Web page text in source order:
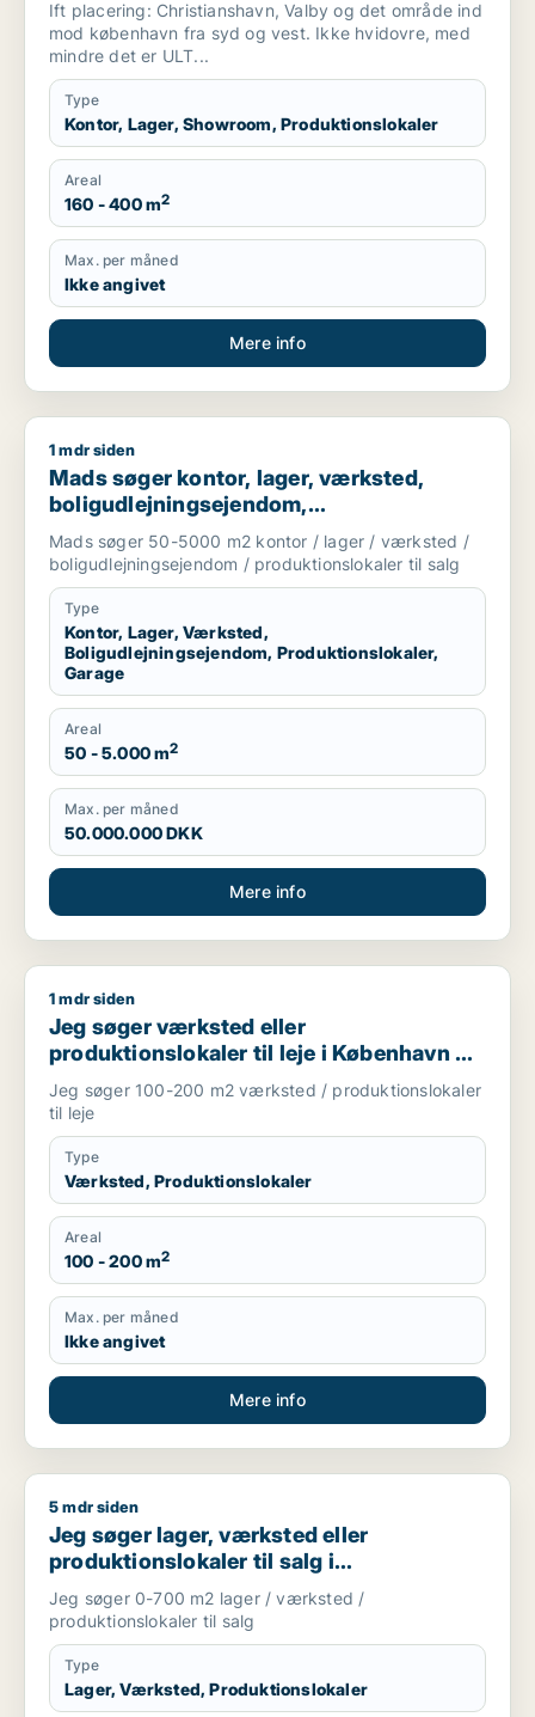
Ift placering: Christianshavn, Valby og det område ind
mod københavn fra syd og vest. Ikke hvidovre, med
mindre det er ULT...
Type
Kontor, Lager, Showroom, Produktionslokaler
Areal
160 - 400 m2
Max. per måned
Ikke angivet
Mere info
Mads søger kontor, lager, værksted,
1 mdr siden
Mads søger kontor, lager, værksted,
boligudlejningsejendom,
produktionslokaler eller garage til salg i
København
Mads søger 50-5000 m2 kontor / lager / værksted /
boligudlejningsejendom / produktionslokaler til salg
Type
Kontor, Lager, Værksted,
Boligudlejningsejendom, Produktionslokaler,
Garage
Areal
50 - 5.000 m2
Max. per måned
50.000.000 DKK
Mere info
Jeg søger værksted eller produktionslokaler til leje i
1 mdr siden
Jeg søger værksted eller
produktionslokaler til leje i København K,
Vesterbro eller Frederiksberg m.fl.
Jeg søger 100-200 m2 værksted / produktionslokaler
til leje
Type
Værksted, Produktionslokaler
Areal
100 - 200 m2
Max. per måned
Ikke angivet
Mere info
Jeg søger lager, værksted eller produktionslokaler til salg i
5 mdr siden
Jeg søger lager, værksted eller
produktionslokaler til salg i
Storkøbenhavn
Jeg søger 0-700 m2 lager / værksted /
produktionslokaler til salg
Type
Lager, Værksted, Produktionslokaler